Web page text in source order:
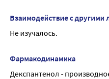
Взаимодействие с другими
Не изучалось.
Фармакодинамика
Декспантенол -